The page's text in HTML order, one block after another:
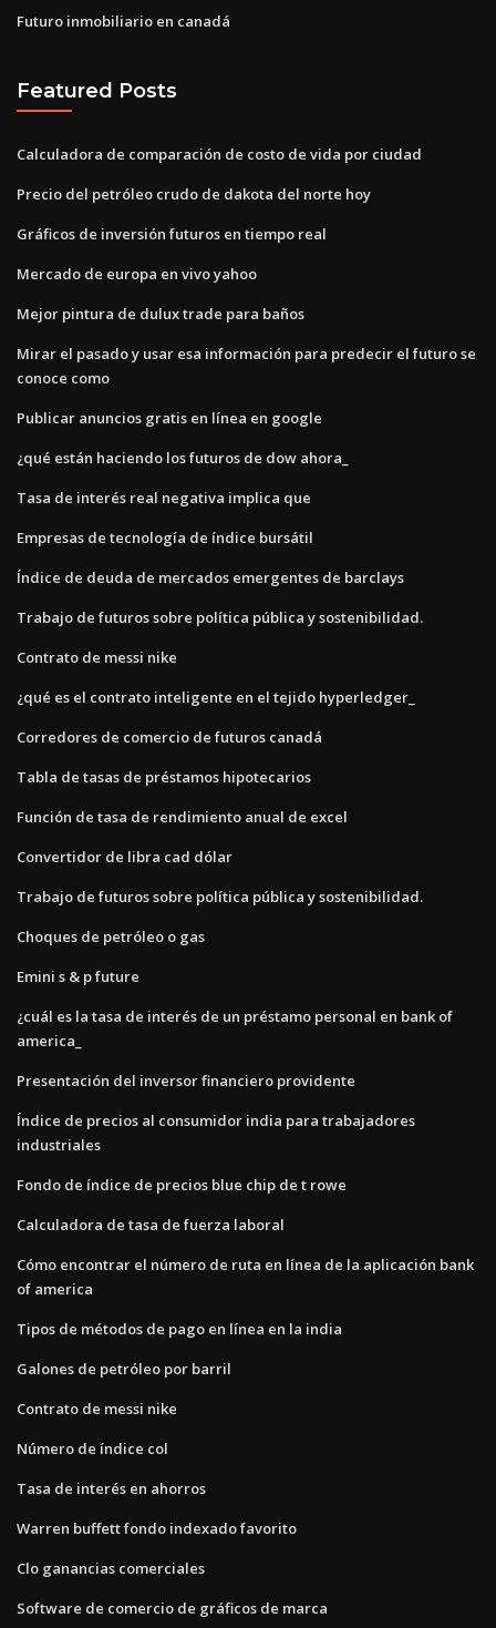
Futuro inmobiliario en canadá
Featured Posts
Calculadora de comparación de costo de vida por ciudad
Precio del petróleo crudo de dakota del norte hoy
Gráficos de inversión futuros en tiempo real
Mercado de europa en vivo yahoo
Mejor pintura de dulux trade para baños
Mirar el pasado y usar esa información para predecir el futuro se
conoce como
Publicar anuncios gratis en línea en google
¿qué están haciendo los futuros de dow ahora_
Tasa de interés real negativa implica que
Empresas de tecnología de índice bursátil
Índice de deuda de mercados emergentes de barclays
Trabajo de futuros sobre política pública y sostenibilidad.
Contrato de messi nike
¿qué es el contrato inteligente en el tejido hyperledger_
Corredores de comercio de futuros canadá
Tabla de tasas de préstamos hipotecarios
Función de tasa de rendimiento anual de excel
Convertidor de libra cad dólar
Trabajo de futuros sobre política pública y sostenibilidad.
Choques de petróleo o gas
Emini s & p future
¿cuál es la tasa de interés de un préstamo personal en bank of
america_
Presentación del inversor financiero providente
Índice de precios al consumidor india para trabajadores
industriales
Fondo de índice de precios blue chip de t rowe
Calculadora de tasa de fuerza laboral
Cómo encontrar el número de ruta en línea de la aplicación bank
of america
Tipos de métodos de pago en línea en la india
Galones de petróleo por barril
Contrato de messi nike
Número de índice col
Tasa de interés en ahorros
Warren buffett fondo indexado favorito
Clo ganancias comerciales
Software de comercio de gráficos de marca